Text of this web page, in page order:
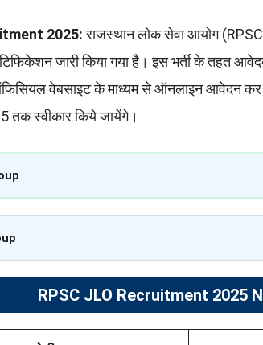
2025:राजस्थान लोक सेवा आयोग
जारी किया गया है। इस भर्ती के तहत
वेबसाइट के माध्यम से ऑनलाइन आवेदन
तक स्वीकार किये जायेंगे।
RPSC JLO Recruitment 2025